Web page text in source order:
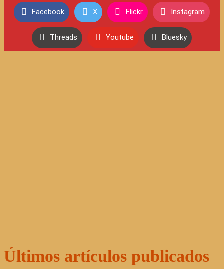
Facebook X Flickr Instagram
Threads Youtube Bluesky
Últimos artículos publicados